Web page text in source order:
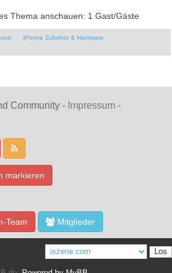
Thema anschauen: 1 Gast/Gäste
iPhone Zubehör & Hardware
Community - Impressum -
markieren
Team Mitglieder